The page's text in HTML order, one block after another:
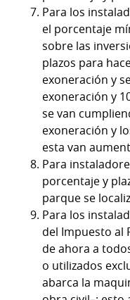
Para los
el porcentaje
sobre las
plazos para
exoneración y
exoneración y
se van
exoneración y
esta van
Para
porcentaje y
parque se
Para los
del Impuesto al
de ahora a
o utilizados
abarca la